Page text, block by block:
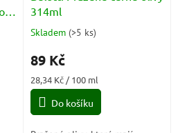
314ml
Průměrné
produktu
5,0
5
Skladem (>5 ks)
89 Kč
Měrná
cena:
28,34 Kč / 100 ml
Do košíku